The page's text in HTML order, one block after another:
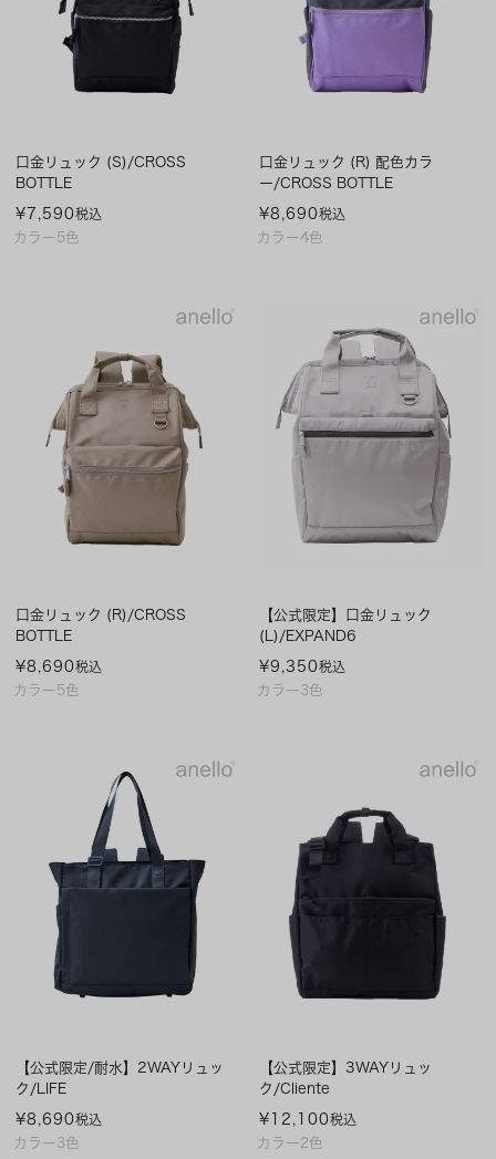
カラー5色
口金リュック (S)/CROSS
BOTTLE
¥ 7,590税込
カラー4色
口金リュック (R) 配色カラ
ー/CROSS BOTTLE
¥8,690税込
カラー5色
口金リュック (R)/CROSS
BOTTLE
¥8,690税込
カラー3色
【公式限定】口金リュック
(L)/EXPAND6
¥9,350税込
カラー3色
【公式限定/耐水】2WAYリュッ
ク/LIFE
¥8,690税込
カラー2色
【公式限定】3WAYリュッ
ク/Cliente
¥ 12,100税込